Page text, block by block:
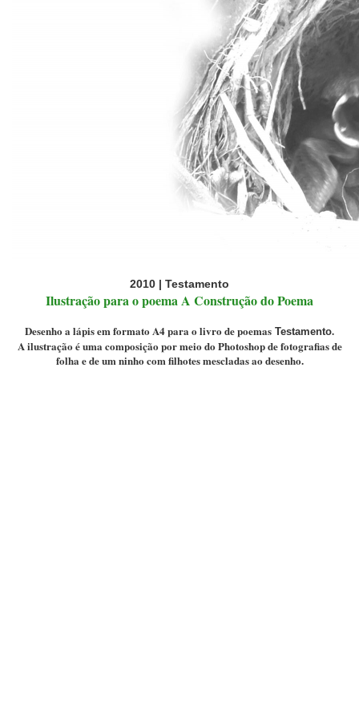
2010 | Testamento
Ilustração para o poema A Construção do Poema
Desenho a lápis em formato A4 para o livro de poemas Testamento.
A ilustração é uma composição por meio do Photoshop de fotografias de
folha e de um ninho com filhotes mescladas ao desenho.